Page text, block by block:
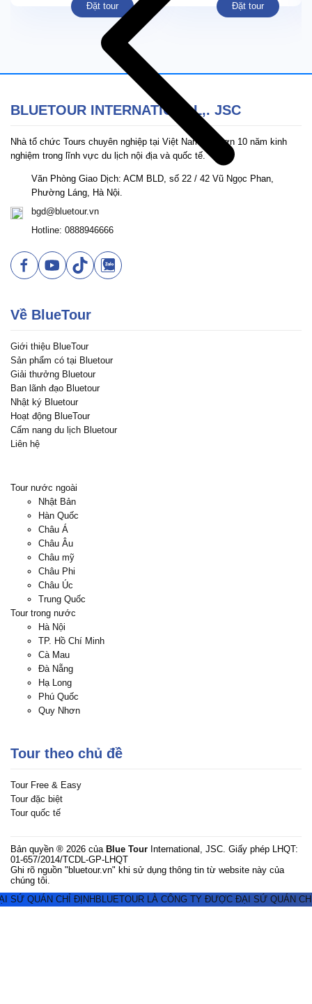
Đặt tour Đặt tour
BLUETOUR INTERNATIONAL,. JSC
Nhà tổ chức Tours chuyên nghiệp tại Việt Nam với hơn 10 năm kinh
nghiệm trong lĩnh vực du lịch nội địa và quốc tế.
Văn Phòng Giao Dịch: ACM BLD, số 22 / 42 Vũ Ngọc Phan,
Phường Láng, Hà Nội.
bgd@bluetour.vn
Hotline: 0888946666
Về BlueTour
Giới thiệu BlueTour
Sản phẩm có tại Bluetour
Giải thưởng Bluetour
Ban lãnh đạo Bluetour
Nhật ký Bluetour
Hoạt động BlueTour
Cẩm nang du lịch Bluetour
Liên hệ
Tour nước ngoài
Nhật Bản
Hàn Quốc
Châu Á
Châu Âu
Châu mỹ
Châu Phi
Châu Úc
Trung Quốc
Tour trong nước
Hà Nội
TP. Hồ Chí Minh
Cà Mau
Đà Nẵng
Hạ Long
Phú Quốc
Quy Nhơn
Tour theo chủ đề
Tour Free & Easy
Tour đặc biệt
Tour quốc tế
Bản quyền ® 2026 của Blue Tour International, JSC. Giấy phép LHQT:
01-657/2014/TCDL-GP-LHQT
Ghi rõ nguồn "bluetour.vn" khi sử dụng thông tin từ website này của
chúng tôi.
SỨ QUÁN CHỈ ĐỊNH BLUETOUR LÀ CÔNG TY ĐƯỢC ĐẠI SỨ QUÁN CHỈ